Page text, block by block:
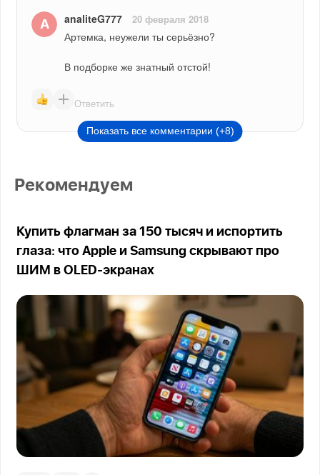
analiteG777 20 февраля 2018
Артемка, неужели ты серьёзно?
В подборке же знатный отстой!
Ответить
Показать все комментарии (+8)
Рекомендуем
Купить флагман за 150 тысяч и испортить
глаза: что Apple и Samsung скрывают про
ШИМ в OLED-экранах